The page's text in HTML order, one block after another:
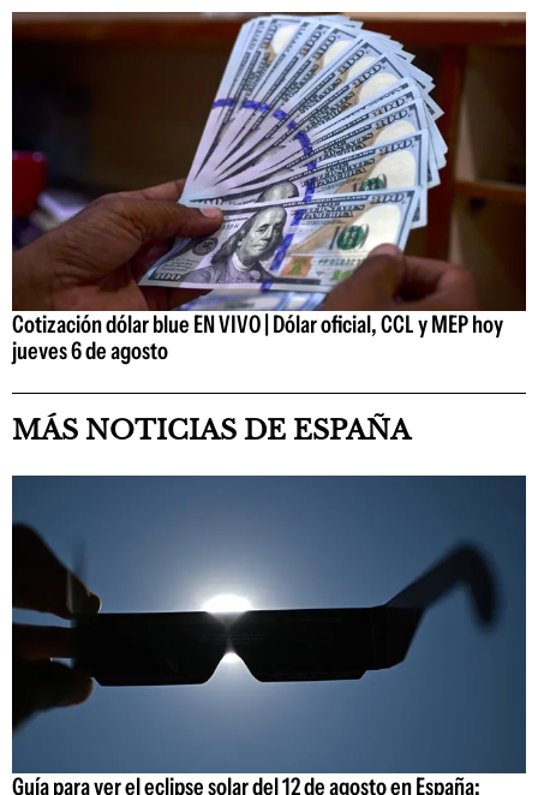
Cotización dólar blue EN VIVO | Dólar oficial, CCL y MEP hoy
jueves 6 de agosto
MÁS NOTICIAS DE ESPAÑA
Guía para ver el eclipse solar del 12 de agosto en España: